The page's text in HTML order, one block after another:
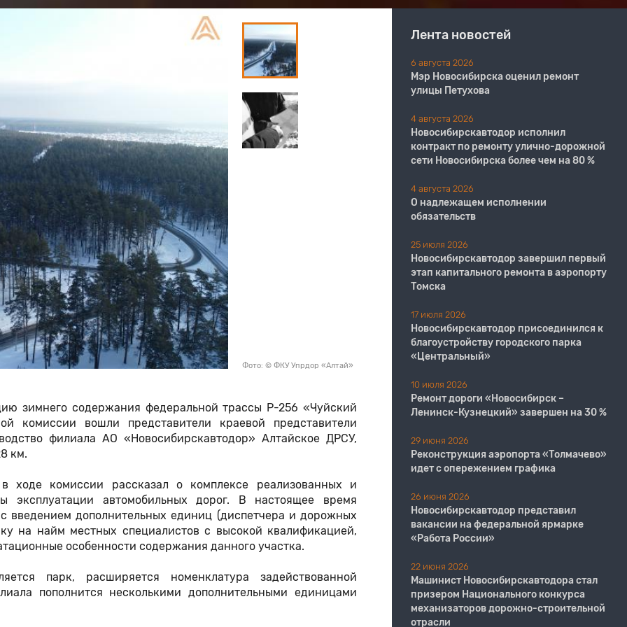
Фото: © ФКУ Упрдор «Алтай»
зимнего содержания федеральной трассы Р-256 «Чуйский
комиссии вошли представители краевой представители
филиала АО «Новосибирскавтодор» Алтайское ДРСУ,
км.
в ходе комиссии рассказал о комплексе реализованных и
автомобильных дорог. В настоящее время
введением дополнительных единиц (диспетчера и дорожных
на найм местных специалистов с высокой квалификацией,
особенности содержания данного участка.
парк, расширяется номенклатура задействованной
пополнится несколькими дополнительными единицами
Лента новостей
6 августа 2026
Мэр Новосибирска оценил ремонт
улицы Петухова
4 августа 2026
Новосибирскавтодор исполнил
контракт по ремонту улично-дорожной
сети Новосибирска более чем на 80 %
4 августа 2026
О надлежащем исполнении
обязательств
25 июля 2026
Новосибирскавтодор завершил первый
этап капитального ремонта в аэропорту
Томска
17 июля 2026
Новосибирскавтодор присоединился к
благоустройству городского парка
«Центральный»
10 июля 2026
Ремонт дороги «Новосибирск –
Ленинск-Кузнецкий» завершен на 30 %
29 июня 2026
Реконструкция аэропорта «Толмачево»
идет с опережением графика
26 июня 2026
Новосибирскавтодор представил
вакансии на федеральной ярмарке
«Работа России»
22 июня 2026
Машинист Новосибирскавтодора стал
призером Национального конкурса
механизаторов дорожно-строительной
отрасли